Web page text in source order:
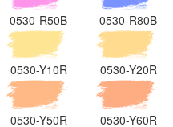
0530-R50B 0530-R80B
0530-Y10R 0530-Y20R
0530-Y50R 0530-Y60R